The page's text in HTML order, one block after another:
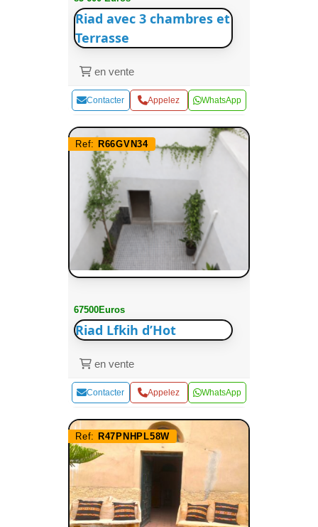
Riad avec 3 chambres et
Terrasse
en vente
Contacter Appelez WhatsApp
Ref: R66GVN34
67500Euros
Riad Lfkih d’Hot
en vente
Contacter Appelez WhatsApp
Ref: R47PNHPL58W